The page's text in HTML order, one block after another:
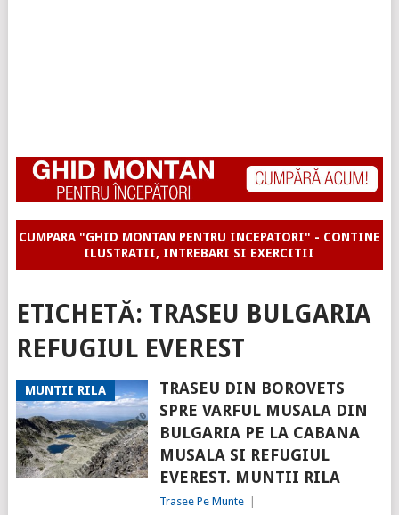
CUMPARA "GHID MONTAN PENTRU INCEPATORI" - CONTINE
ILUSTRATII, INTREBARI SI EXERCITII
ETICHETĂ: TRASEU BULGARIA
REFUGIUL EVEREST
MUNTII RILA
TRASEU DIN BOROVETS
SPRE VARFUL MUSALA DIN
BULGARIA PE LA CABANA
MUSALA SI REFUGIUL
EVEREST. MUNTII RILA
Trasee Pe Munte